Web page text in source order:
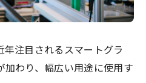
注目されるスマートグラ
加わり、幅広い用途に使用す